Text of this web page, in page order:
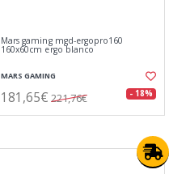
Mars gaming mgd-ergopro160
160x60cm ergo blanco
MARS GAMING
181,65€ 221,76€ - 18%